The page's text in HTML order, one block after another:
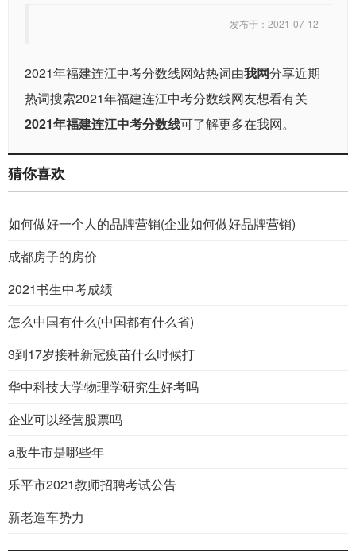
发布于：2021-07-12
2021年福建连江中考分数线网站热词由我网分享近期
热词搜索2021年福建连江中考分数线网友想看有关
2021年福建连江中考分数线可了解更多在我网。
猜你喜欢
如何做好一个人的品牌营销(企业如何做好品牌营销)
成都房子的房价
2021书生中考成绩
怎么中国有什么(中国都有什么省)
3到17岁接种新冠疫苗什么时候打
华中科技大学物理学研究生好考吗
企业可以经营股票吗
a股牛市是哪些年
乐平市2021教师招聘考试公告
新老造车势力